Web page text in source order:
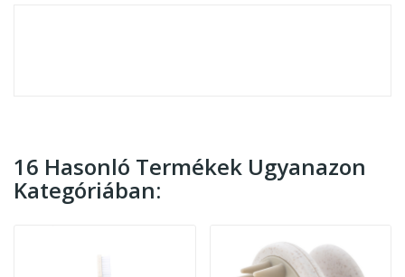
16 Hasonló Termékek Ugyanazon
Kategóriában: